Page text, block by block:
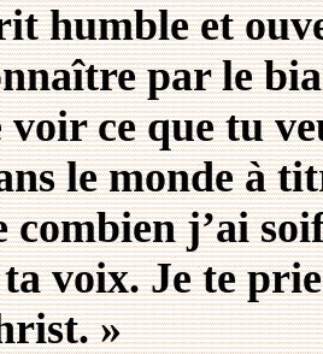
humble et
par le
voir ce que tu
le monde à
combien j’ai
voix. Je te
»